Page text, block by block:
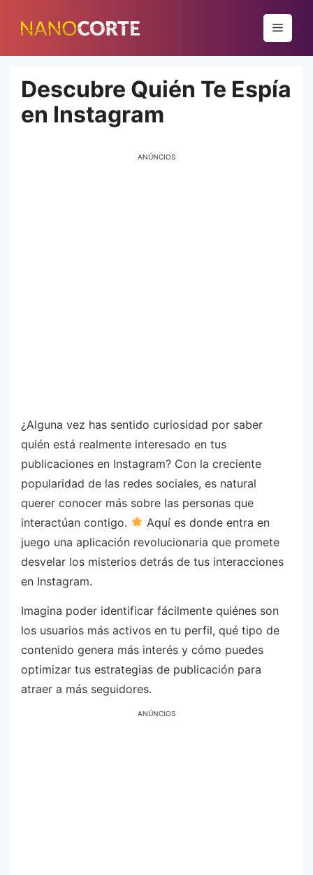
para
conteúdo
Menu
Descubre Quién Te Espía
en Instagram
ANÚNCIOS
¿Alguna vez has sentido curiosidad por saber
quién está realmente interesado en tus
publicaciones en Instagram? Con la creciente
popularidad de las redes sociales, es natural
querer conocer más sobre las personas que
interactúan contigo.
Aquí es donde entra en
juego una aplicación revolucionaria que promete
desvelar los misterios detrás de tus interacciones
en Instagram.
Imagina poder identificar fácilmente quiénes son
los usuarios más activos en tu perfil, qué tipo de
contenido genera más interés y cómo puedes
optimizar tus estrategias de publicación para
atraer a más seguidores.
ANÚNCIOS